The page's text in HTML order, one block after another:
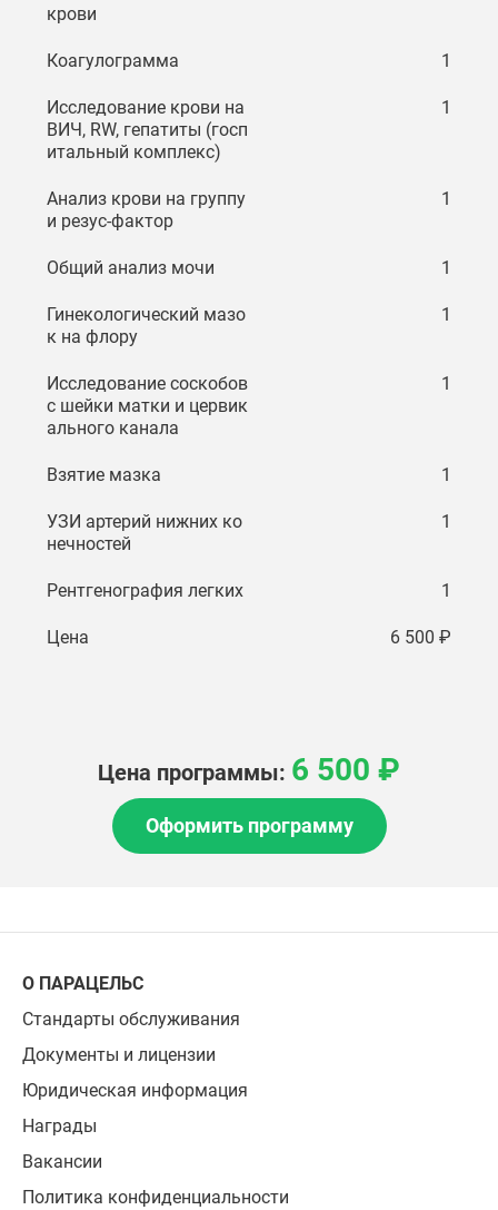
крови
Коагулограмма 1
Исследование крови на
ВИЧ, RW, гепатиты (госп
итальный комплекс)
1
Анализ крови на группу
и резус-фактор
1
Общий анализ мочи 1
Гинекологический мазо
к на флору
1
Исследование соскобов
с шейки матки и цервик
ального канала
1
Взятие мазка 1
УЗИ артерий нижних ко
нечностей
1
Рентгенография легких 1
Цена 6 500 ₽
Цена программы: 6 500 ₽
Оформить программу
О ПАРАЦЕЛЬС
Стандарты обслуживания
Документы и лицензии
Юридическая информация
Награды
Вакансии
Политика конфиденциальности